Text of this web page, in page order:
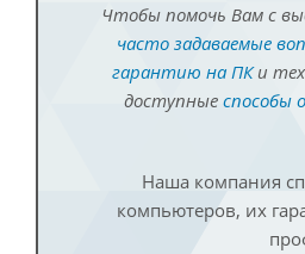
Чтобы помочь Вам с
часто задаваемые
гарантию на ПКи
доступные способы
Наша компания
компьютеров, их